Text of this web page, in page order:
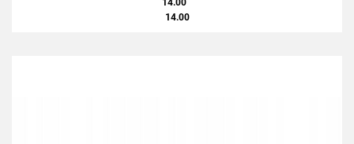
14.00
14.00